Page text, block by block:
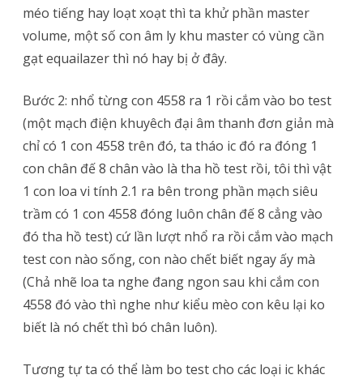
méo tiếng hay loạt xoạt thì ta khử phần master
volume, một số con âm ly khu master có vùng cần
gạt equailazer thì nó hay bị ở đây.
Bước 2: nhổ từng con 4558 ra 1 rồi cắm vào bo test
(một mạch điện khuyêch đại âm thanh đơn giản mà
chỉ có 1 con 4558 trên đó, ta tháo ic đó ra đóng 1
con chân đế 8 chân vào là tha hồ test rồi, tôi thì vật
1 con loa vi tính 2.1 ra bên trong phần mạch siêu
trầm có 1 con 4558 đóng luôn chân đế 8 cẳng vào
đó tha hồ test) cứ lần lượt nhổ ra rồi cắm vào mạch
test con nào sống, con nào chết biết ngay ấy mà
(Chả nhẽ loa ta nghe đang ngon sau khi cắm con
4558 đó vào thì nghe như kiểu mèo con kêu lại ko
biết là nó chết thì bó chân luôn).
Tương tự ta có thể làm bo test cho các loại ic khác